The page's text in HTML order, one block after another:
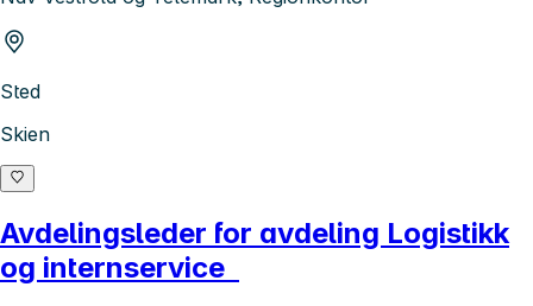
Sted
Skien
Avdelingsleder for avdeling Logistikk
og internservice